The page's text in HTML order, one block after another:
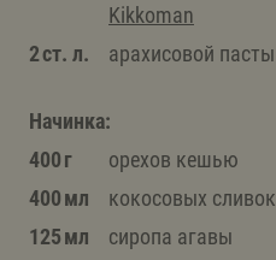
Kikkoman
2 ст. л.
арахисовой пасты
Начинка:
400 г
орехов кешью
400 мл
кокосовых сливок
125 мл
сиропа агавы